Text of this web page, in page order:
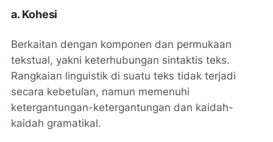
a. Kohesi
Berkaitan dengan komponen dan permukaan
tekstual, yakni keterhubungan sintaktis teks.
Rangkaian linguistik di suatu teks tidak terjadi
secara kebetulan, namun memenuhi
ketergantungan-ketergantungan dan kaidah-
kaidah gramatikal.